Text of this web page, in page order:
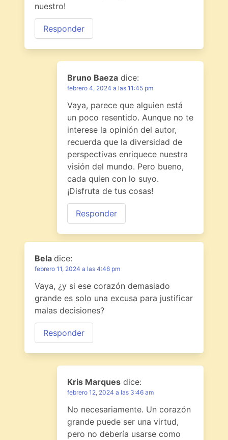
nuestro!
Responder
Bruno Baeza dice:
febrero 4, 2024 a las 11:45 pm
Vaya, parece que alguien está
un poco resentido. Aunque no te
interese la opinión del autor,
recuerda que la diversidad de
perspectivas enriquece nuestra
visión del mundo. Pero bueno,
cada quien con lo suyo.
¡Disfruta de tus cosas!
Responder
Bela dice:
febrero 11, 2024 a las 4:46 pm
Vaya, ¿y si ese corazón demasiado
grande es solo una excusa para justificar
malas decisiones?
Responder
Kris Marques dice:
febrero 12, 2024 a las 3:46 am
No necesariamente. Un corazón
grande puede ser una virtud,
pero no debería usarse como